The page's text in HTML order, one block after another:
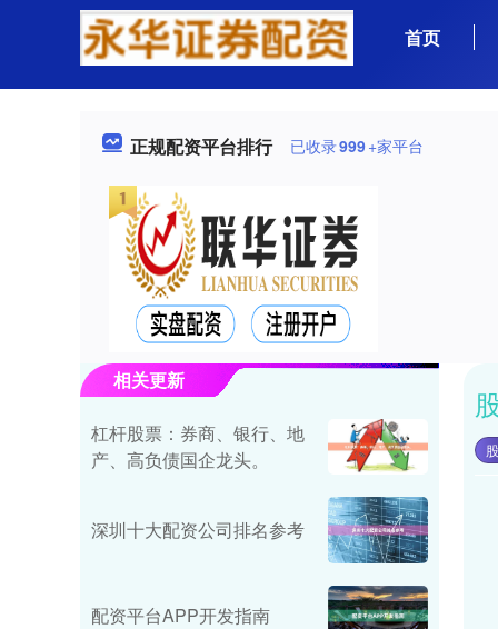
首页
正规配资平台排行 已收录999+家平台
相关更新
杠杆股票：券商、银行、地
产、高负债国企龙头。
深圳十大配资公司排名参考
配资平台APP开发指南